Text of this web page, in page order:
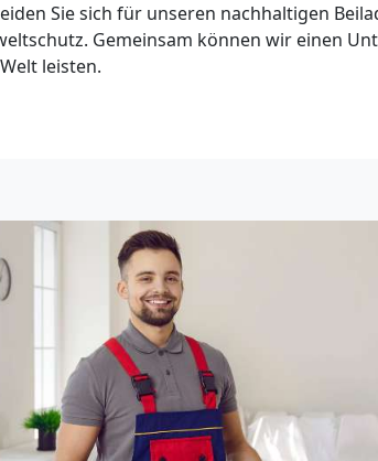
Sie sich für unseren nachhaltigen
Gemeinsam können wir einen
leisten.